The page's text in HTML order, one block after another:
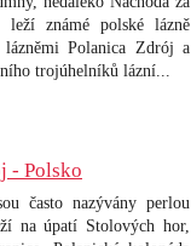
leží známé polské lázně
Polanica Zdrój a
trojúhelníků lázní...
- Polsko
často nazývány perlou
na úpatí Stolových hor,